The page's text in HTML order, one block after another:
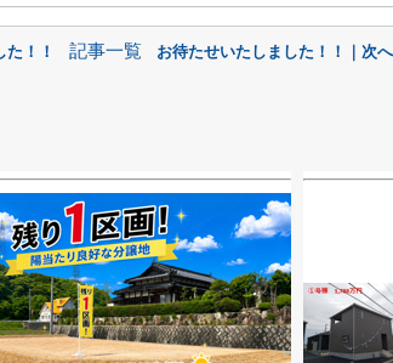
！！ 記事一覧 お待たせいたしました！！｜次